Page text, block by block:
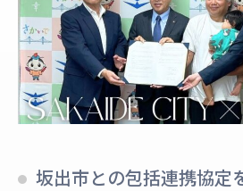
坂出市との包括連携協定